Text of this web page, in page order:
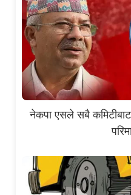
नेकपा एसले सबै कमिटीबाट